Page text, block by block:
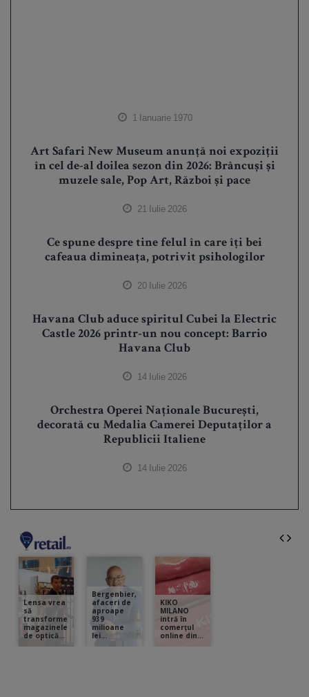
1 Ianuarie 1970
Art Safari New Museum anunță noi expoziții
în cel de-al doilea sezon din 2026: Brâncuși și
muzele sale, Pop Art, Război și pace
21 Iulie 2026
Ce spune despre tine felul în care îți bei
cafeaua dimineața, potrivit psihologilor
20 Iulie 2026
Havana Club aduce spiritul Cubei la Electric
Castle 2026 printr-un nou concept: Barrio
Havana Club
14 Iulie 2026
Orchestra Operei Naționale București,
decorată cu Medalia Camerei Deputaților a
Republicii Italiene
14 Iulie 2026